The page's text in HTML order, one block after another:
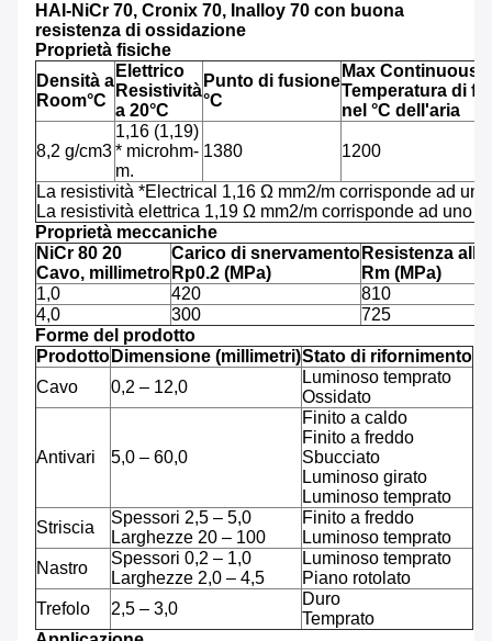
HAI-NiCr 70, Cronix 70, Inalloy 70 con buona
resistenza di ossidazione
Proprietà fisiche
Densità a
Room°C
Elettrico
Resistività
a 20°C
Punto di fusione
°C
Max Continuous
Temperatura di
nel °C dell'aria
8,2 g/cm3
1,16 (1,19)
* microhm-
m.
1380 1200
La resistività *Electrical 1,16 Ω mm2/m corrisponde ad
La resistività elettrica 1,19 Ω mm2/m corrisponde ad uno
Proprietà meccaniche
NiCr 80 20
Cavo, millimetro
Carico di snervamento
Rp0.2 (MPa)
Resistenza
Rm (MPa)
1,0
420
810
4,0
300
725
Forme del prodotto
Prodotto Dimensione (millimetri)Stato di rifornimento
Cavo
0,2 – 12,0
Luminoso temprato
Ossidato
Antivari 5,0 – 60,0
Finito a caldo
Finito a freddo
Sbucciato
Luminoso girato
Luminoso temprato
Striscia
Spessori 2,5 – 5,0
Larghezze 20 – 100
Finito a freddo
Luminoso temprato
Nastro
Spessori 0,2 – 1,0
Larghezze 2,0 – 4,5
Luminoso temprato
Piano rotolato
Trefolo
2,5 – 3,0
Duro
Temprato